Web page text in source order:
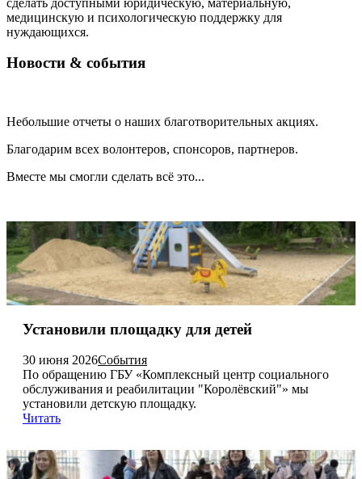
медицинскую и психологическую поддержку для
нуждающихся.
Новости & события
Небольшие отчеты о наших благотворительных акциях.
Благодарим всех волонтеров, спонсоров, партнеров.
Вместе мы смогли сделать всё это...
Установили площадку для детей
30 июня 2026События
По обращению ГБУ «Комплексный центр социального
обслуживания и реабилитации "Королёвский"» мы
установили детскую площадку.
Читать